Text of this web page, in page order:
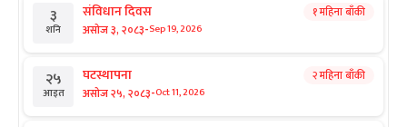
३
शनि
संविधान दिवस
असोज ३, २०८३-Sep 19, 2026
१ महिना बाँकी
२५
आइत
घटस्थापना
असोज २५, २०८३-Oct 11, 2026
२ महिना बाँकी